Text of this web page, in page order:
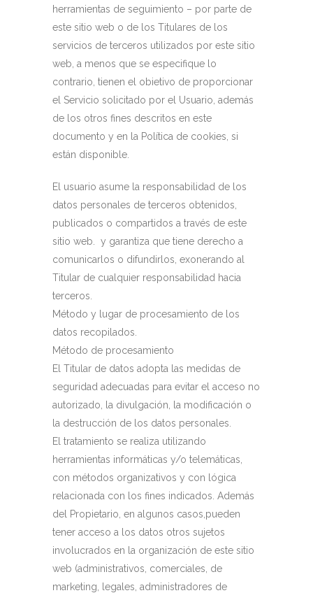
herramientas de seguimiento – por parte de
este sitio web o de los Titulares de los
servicios de terceros utilizados por este sitio
web, a menos que se especifique lo
contrario, tienen el obietivo de proporcionar
el Servicio solicitado por el Usuario, además
de los otros fines descritos en este
documento y en la Política de cookies, si
están disponible.
El usuario asume la responsabilidad de los
datos personales de terceros obtenidos,
publicados o compartidos a través de este
sitio web. y garantiza que tiene derecho a
comunicarlos o difundirlos, exonerando al
Titular de cualquier responsabilidad hacia
terceros.
Método y lugar de procesamiento de los
datos recopilados.
Método de procesamiento
El Titular de datos adopta las medidas de
seguridad adecuadas para evitar el acceso no
autorizado, la divulgación, la modificación o
la destrucción de los datos personales.
El tratamiento se realiza utilizando
herramientas informáticas y/o telemáticas,
con métodos organizativos y con lógica
relacionada con los fines indicados. Además
del Propietario, en algunos casos,pueden
tener acceso a los datos otros sujetos
involucrados en la organización de este sitio
web (administrativos, comerciales, de
marketing, legales, administradores de